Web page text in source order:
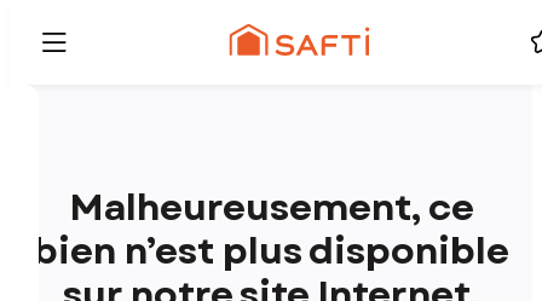
Malheureusement, ce
bien n’est plus disponible